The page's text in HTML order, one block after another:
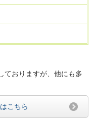
ておりますが、他にも多
こちら